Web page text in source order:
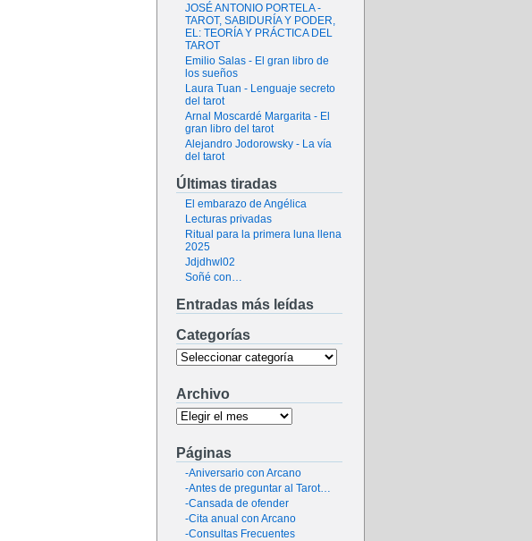
JOSÉ ANTONIO PORTELA -
TAROT, SABIDURÍA Y PODER,
EL: TEORÍA Y PRÁCTICA DEL
TAROT
Emilio Salas - El gran libro de
los sueños
Laura Tuan - Lenguaje secreto
del tarot
Arnal Moscardé Margarita - El
gran libro del tarot
Alejandro Jodorowsky - La vía
del tarot
Últimas tiradas
El embarazo de Angélica
Lecturas privadas
Ritual para la primera luna llena
2025
Jdjdhwl02
Soñé con…
Entradas más leídas
Categorías
Archivo
Páginas
-Aniversario con Arcano
-Antes de preguntar al Tarot…
-Cansada de ofender
-Cita anual con Arcano
-Consultas Frecuentes